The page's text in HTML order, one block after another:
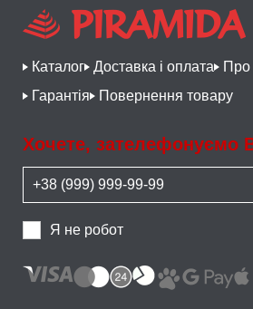
Каталог Доставка і оплата Про
Гарантія
Повернення товару
Хочете, зателефонуємо
Я не робот